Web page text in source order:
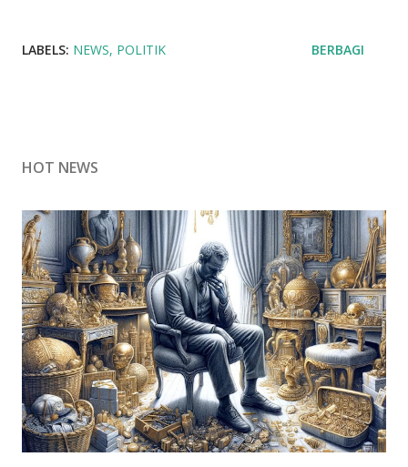
LABELS: NEWS POLITIK BERBAGI
HOT NEWS